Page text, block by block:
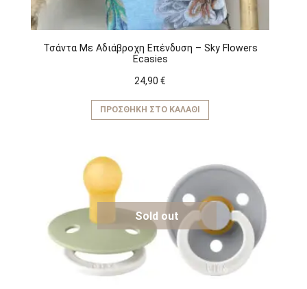
Τσάντα Με Αδιάβροχη Επένδυση – Sky Flowers
Ecasies
24,90 €
ΠΡΟΣΘΉΚΗ ΣΤΟ ΚΑΛΆΘΙ
Sold out